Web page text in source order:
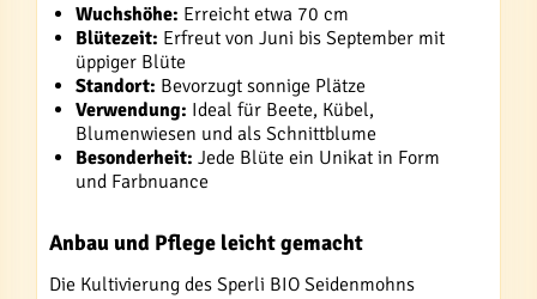
Wuchshöhe: Erreicht etwa 70 cm
Blütezeit: Erfreut von Juni bis September mit
üppiger Blüte
Standort: Bevorzugt sonnige Plätze
Verwendung: Ideal für Beete, Kübel,
Blumenwiesen und als Schnittblume
Besonderheit: Jede Blüte ein Unikat in Form
und Farbnuance
Anbau und Pflege leicht gemacht
Die Kultivierung des Sperli BIO Seidenmohns